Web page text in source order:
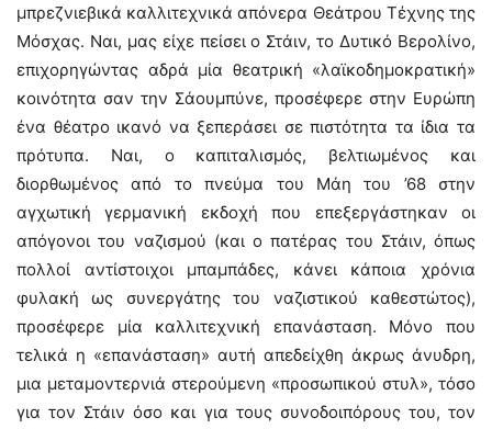
μπρεζνιεβικά καλλιτεχνικά απόνερα Θεάτρου Τέχνης της
Μόσχας. Ναι, μας είχε πείσει ο Στάιν, το Δυτικό Βερολίνο,
επιχορηγώντας αδρά μία θεατρική «λαϊκοδημοκρατική»
κοινότητα σαν την Σάουμπύνε, προσέφερε στην Ευρώπη
ένα θέατρο ικανό να ξεπεράσει σε πιστότητα τα ίδια τα
πρότυπα. Ναι, ο καπιταλισμός, βελτιωμένος και
διορθωμένος από το πνεύμα του Μάη του ’68 στην
αγχωτική γερμανική εκδοχή που επεξεργάστηκαν οι
απόγονοι του ναζισμού (και ο πατέρας του Στάιν, όπως
πολλοί αντίστοιχοι μπαμπάδες, κάνει κάποια χρόνια
φυλακή ως συνεργάτης του ναζιστικού καθεστώτος),
προσέφερε μία καλλιτεχνική επανάσταση. Μόνο που
τελικά η «επανάσταση» αυτή απεδείχθη άκρως άνυδρη,
μια μεταμοντερνιά στερούμενη «προσωπικού στυλ», τόσο
για τον Στάιν όσο και για τους συνοδοιπόρους του, τον